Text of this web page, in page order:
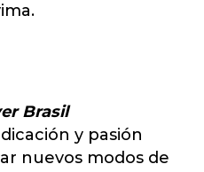
Brasil
y pasión
nuevos modos de